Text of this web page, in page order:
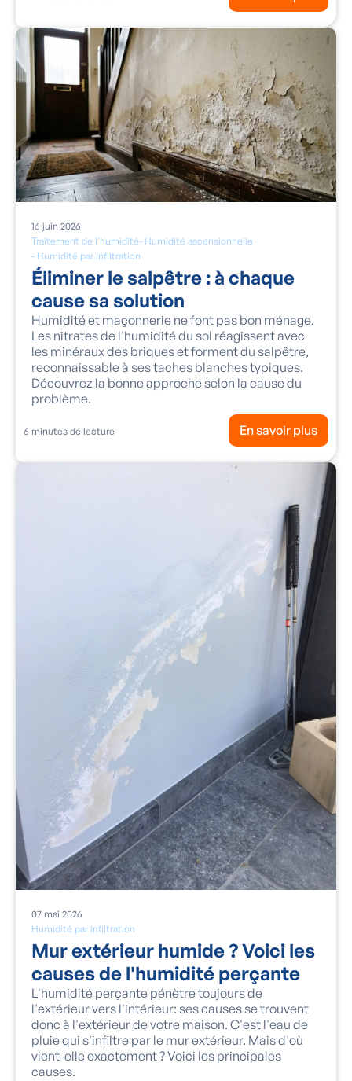
Traitement de l'humidité- Humidité ascensionnelle
- Humidité par infiltration
16 juin 2026
Éliminer le salpêtre : à chaque
cause sa solution
Humidité et maçonnerie ne font pas bon ménage.
Les nitrates de l'humidité du sol réagissent avec
les minéraux des briques et forment du salpêtre,
reconnaissable à ses taches blanches typiques.
Découvrez la bonne approche selon la cause du
problème.
6 minutes de lecture En savoir plus
Humidité par infiltration
07 mai 2026
Mur extérieur humide ? Voici les
causes de l'humidité perçante
L'humidité perçante pénètre toujours de
l'extérieur vers l'intérieur: ses causes se trouvent
donc à l'extérieur de votre maison. C'est l'eau de
pluie qui s'infiltre par le mur extérieur. Mais d'où
vient-elle exactement ? Voici les principales
causes.